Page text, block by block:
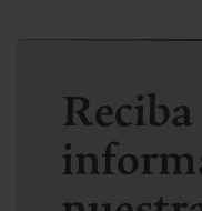
Reciba